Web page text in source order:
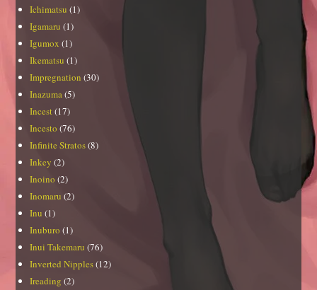
Ichimatsu (1)
Igamaru (1)
Igumox (1)
Ikematsu (1)
Impregnation (30)
Inazuma(5)
Incest(17)
Incesto (76)
Infinite Stratos(8)
Inkey (2)
Inoino (2)
Inomaru (2)
Inu (1)
Inuburo (1)
Inui Takemaru (76)
Inverted Nipples(12)
Ireading (2)